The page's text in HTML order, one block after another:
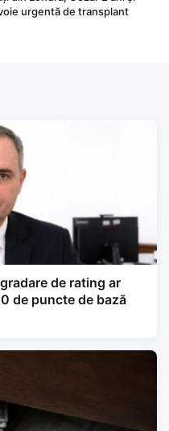
urgentă de transplant
de rating ar
de puncte de bază